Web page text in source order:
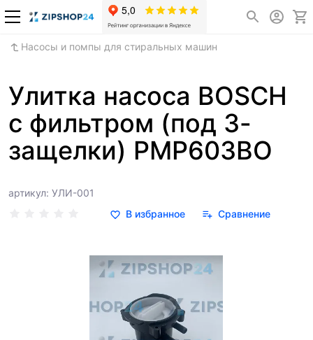
Насосы и помпы для стиральных машин
Улитка насоса BOSCH
с фильтром (под 3-
защелки) PMP603BO
артикул: УЛИ-001
В избранное
Сравнение